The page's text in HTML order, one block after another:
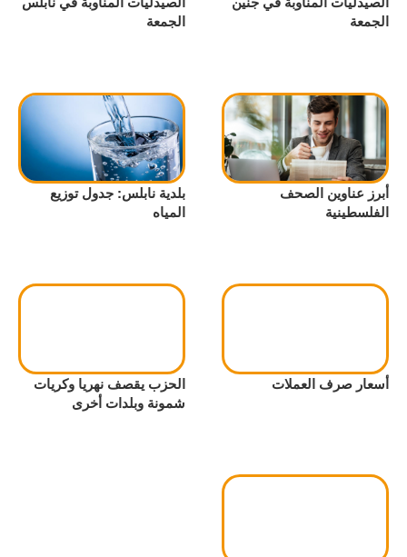
الجمعة
الجمعة
أبرز عناوين الصحف
الفلسطينية
بلدية نابلس: جدول توزيع
المياه
أسعار صرف العملات
الحزب يقصف نهريا وكريات
شمونة وبلدات أخرى